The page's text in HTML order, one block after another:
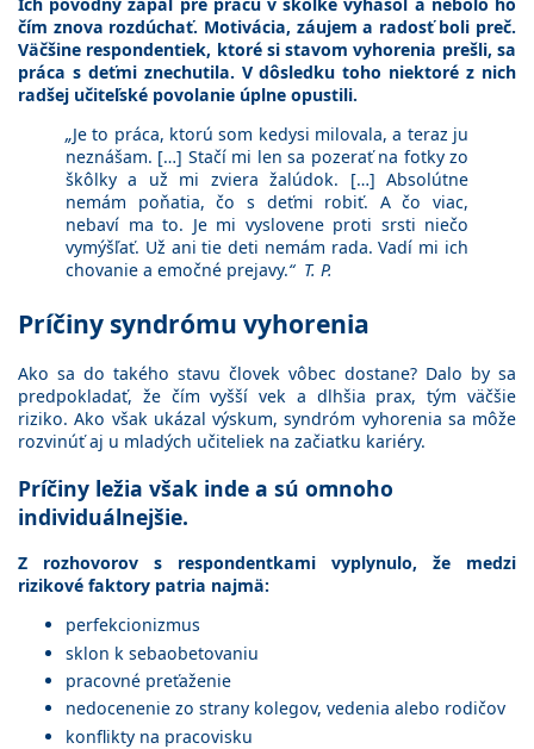
čím znova rozdúchať. Motivácia, záujem a radosť boli preč.
Väčšine respondentiek, ktoré si stavom vyhorenia prešli, sa
práca s deťmi znechutila. V dôsledku toho niektoré z nich
radšej učiteľské povolanie úplne opustili.
„Je to práca, ktorú som kedysi milovala, a teraz ju
neznášam. […] Stačí mi len sa pozerať na fotky zo
škôlky a už mi zviera žalúdok. […] Absolútne
nemám poňatia, čo s deťmi robiť. A čo viac,
nebaví ma to. Je mi vyslovene proti srsti niečo
vymýšľať. Už ani tie deti nemám rada. Vadí mi ich
chovanie a emočné prejavy.“ T. P.
Príčiny syndrómu vyhorenia
Ako sa do takého stavu človek vôbec dostane? Dalo by sa
predpokladať, že čím vyšší vek a dlhšia prax, tým väčšie
riziko. Ako však ukázal výskum, syndróm vyhorenia sa môže
rozvinúť aj u mladých učiteliek na začiatku kariéry.
Príčiny ležia však inde a sú omnoho
individuálnejšie.
Z rozhovorov s respondentkami vyplynulo, že medzi
rizikové faktory patria najmä:
perfekcionizmus
sklon k sebaobetovaniu
pracovné preťaženie
nedocenenie zo strany kolegov, vedenia alebo rodičov
konflikty na pracovisku